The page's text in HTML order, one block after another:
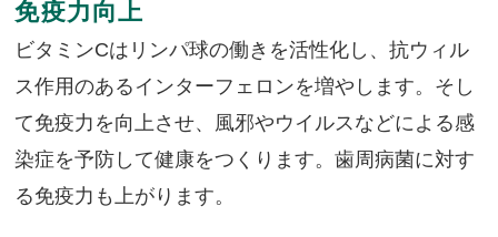
免疫力向上
ビタミンCはリンパ球の働きを活性化し、抗ウィル
ス作用のあるインターフェロンを増やします。そし
て免疫力を向上させ、風邪やウイルスなどによる感
染症を予防して健康をつくります。歯周病菌に対す
る免疫力も上がります。